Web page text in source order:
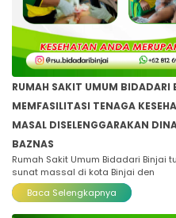
RUMAH SAKIT UMUM BIDADARI
MEMFASILITASI TENAGA
MASAL DISELENGGARAKAN
BAZNAS
Rumah Sakit Umum Bidadari Binjai
sunat massal di kota Binjai den
Baca Selengkapnya